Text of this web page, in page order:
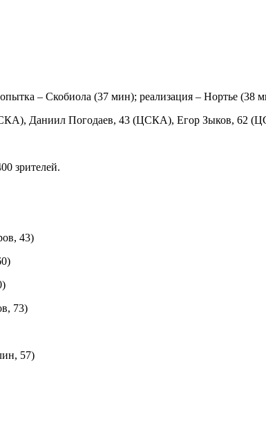
– Скобиола (37 мин); реализация – Нортье (38
Даниил Погодаев, 43 (ЦСКА), Егор Зыков, 62
зрителей.
43)
73)
57)